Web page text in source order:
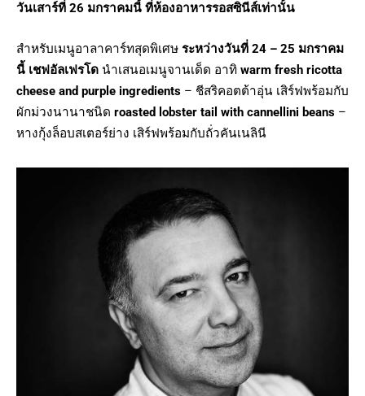
วันเสาร์ที่ 26 มกราคมนี้ ที่ห้องอาหารรอสซินีส์เท่านั้น
สำหรับเมนูอาลาคาร์ทสุดพิเศษ ระหว่างวันที่ 24 – 25 มกราคม
นี้ เชฟอัลเฟรโด นำเสนอเมนูจานเด็ด อาทิ warm fresh ricotta
cheese and purple ingredients – ชีสริคอตต้าอุ่น เสิร์ฟพร้อมกับ
ผักม่วงนานาชนิด roasted lobster tail with cannellini beans –
หางกุ้งล็อบสเตอร์ย่าง เสิร์ฟพร้อมกับถั่วคันเนลินี